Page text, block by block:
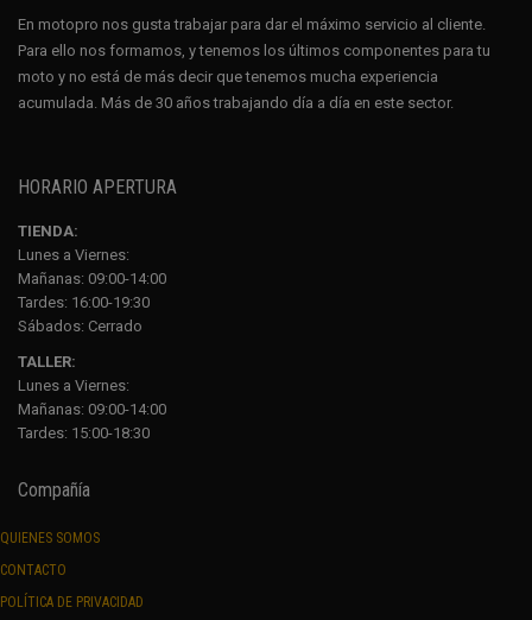
En motopro nos gusta trabajar para dar el máximo servicio al cliente.
Para ello nos formamos, y tenemos los últimos componentes para tu
moto y no está de más decir que tenemos mucha experiencia
acumulada. Más de 30 años trabajando día a día en este sector.
HORARIO APERTURA
TIENDA:
Lunes a Viernes:
Mañanas: 09:00-14:00
Tardes: 16:00-19:30
Sábados: Cerrado
TALLER:
Lunes a Viernes:
Mañanas: 09:00-14:00
Tardes: 15:00-18:30
Compañía
QUIENES SOMOS
CONTACTO
POLÍTICA DE PRIVACIDAD